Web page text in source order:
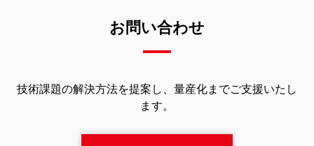
お問い合わせ
技術課題の解決方法を提案し、量産化までご支援いたし
ます。